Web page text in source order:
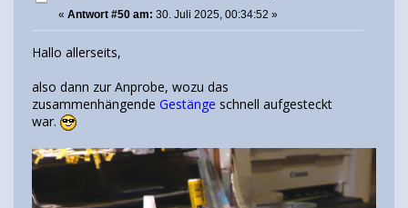
« Antwort #50 am: 30. Juli 2025, 00:34:52 »
Hallo allerseits,
also dann zur Anprobe, wozu das
zusammenhängende Gestänge schnell aufgesteckt
war.